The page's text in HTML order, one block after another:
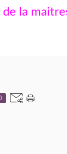
la